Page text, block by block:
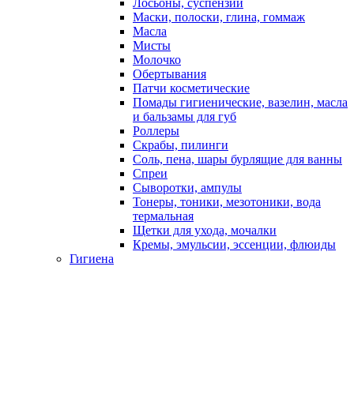
Лосьоны, суспензии
Маски, полоски, глина, гоммаж
Масла
Мисты
Молочко
Обертывания
Патчи косметические
Помады гигиенические, вазелин, масла
и бальзамы для губ
Роллеры
Скрабы, пилинги
Соль, пена, шары бурлящие для ванны
Спреи
Сыворотки, ампулы
Тонеры, тоники, мезотоники, вода
термальная
Щетки для ухода, мочалки
Кремы, эмульсии, эссенции, флюиды
Гигиена